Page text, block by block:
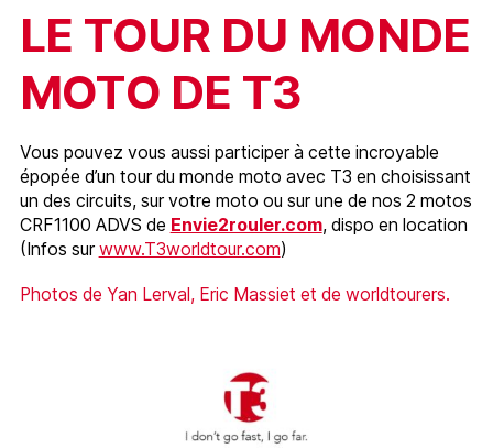
LE TOUR DU MONDE
MOTO DE T3
Vous pouvez vous aussi participer à cette incroyable
épopée d’un tour du monde moto avec T3 en choisissant
un des circuits, sur votre moto ou sur une de nos 2 motos
CRF1100 ADVS de Envie2rouler.com, dispo en location
(Infos sur www.T3worldtour.com)
Photos de Yan Lerval, Eric Massiet et de worldtourers.